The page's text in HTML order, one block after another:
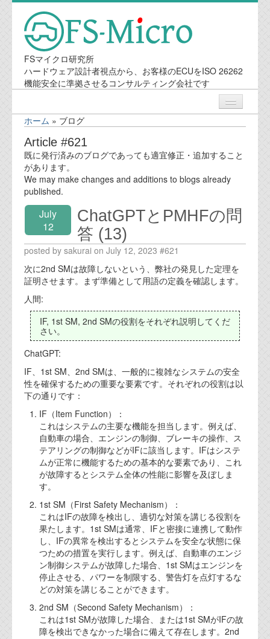
FSマイクロ研究所
ハードウェア設計者視点から、お客様のECUをISO 26262
機能安全に準拠させるコンサルティング会社です
ニュース
業務内容
会社案内
会社概要
代表ご挨拶
オフィス
実績
ブログ
機能安全ブログ
設計ブログ
テクノロジ
外部投稿記事
ブログテーマ
技術文書
ご希望の方は、お問い合わせページから
資料閲覧パスワードをお問い合わせ頂き
ログインをお願い致します。アカウント
名は"opendocument"です。
機能安全用語集
設計用語集
ホーム » ブログ
Article #621
既に発行済みのブログであっても適宜修正・追加すること
があります。
We may make changes and additions to blogs already
published.
July
12
ChatGPTとPMHFの問
答 (13)
posted by sakurai on July 12, 2023 #621
次に2nd SMは故障しないという、弊社の発見した定理を
証明させます。まず準備として用語の定義を確認します。
人間:
IF, 1st SM, 2nd SMの役割をそれぞれ説明してくだ
さい。
ChatGPT:
IF、1st SM、2nd SMは、一般的に複雑なシステムの安全
性を確保するための重要な要素です。それぞれの役割は以
下の通りです：
IF（Item Function）：
これはシステムの主要な機能を担当します。例えば、
自動車の場合、エンジンの制御、ブレーキの操作、ス
テアリングの制御などがIFに該当します。IFはシステ
ムが正常に機能するための基本的な要素であり、これ
が故障するとシステム全体の性能に影響を及ぼしま
す。
1st SM（First Safety Mechanism）：
これはIFの故障を検出し、適切な対策を講じる役割を
果たします。1st SMは通常、IFと密接に連携して動作
し、IFの異常を検出するとシステムを安全な状態に保
つための措置を実行します。例えば、自動車のエンジ
ン制御システムが故障した場合、1st SMはエンジンを
停止させる、パワーを制限する、警告灯を点灯するな
どの対策を講じることができます。
2nd SM（Second Safety Mechanism）：
これは1st SMが故障した場合、または1st SMがIFの故
障を検出できなかった場合に備えて存在します。2nd